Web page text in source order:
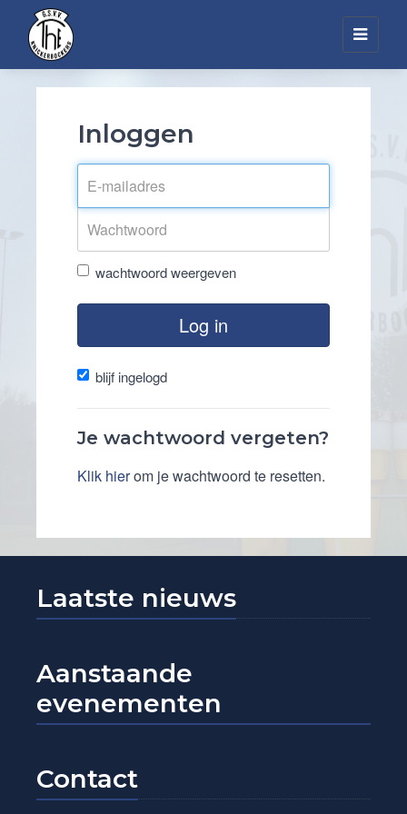
Inloggen
wachtwoord weergeven
Log in
blijf ingelogd
Je wachtwoord vergeten?
Klik hierom je wachtwoord te resetten.
Laatste nieuws
Aanstaande
evenementen
Contact